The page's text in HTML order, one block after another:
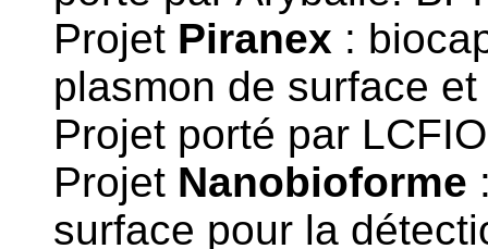
Projet Piranex :
plasmon de surface
Projet porté par
Projet Nanobioforme
surface pour la